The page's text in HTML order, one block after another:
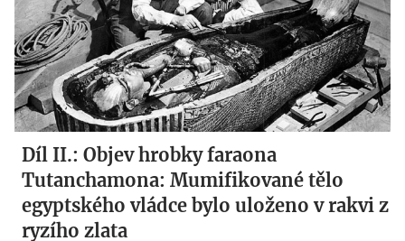
Díl II.: Objev hrobky faraona
Tutanchamona: Mumifikované tělo
egyptského vládce bylo uloženo v rakvi z
ryzího zlata